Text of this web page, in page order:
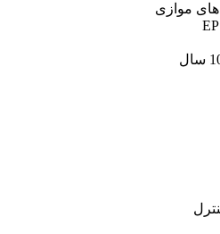
موازی